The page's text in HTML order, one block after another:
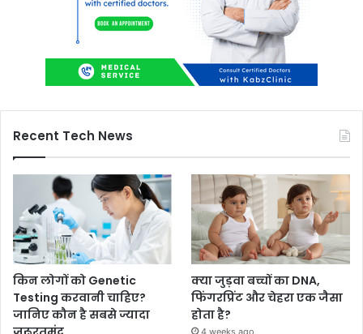
Recent Tech News
किन लोगों को Genetic
Testing करवानी चाहिए?
जानिए कौन है सबसे ज्यादा
क्या जुड़वा बच्चों का DNA,
फिंगरप्रिंट और चेहरा एक जैसा
होता है?
4 weeks ago